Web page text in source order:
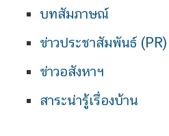
บทสัมภาษณ์
ข่าวประชาสัมพันธ์ (PR)
ข่าวอสังหาฯ
สาระน่ารู้เรื่องบ้าน